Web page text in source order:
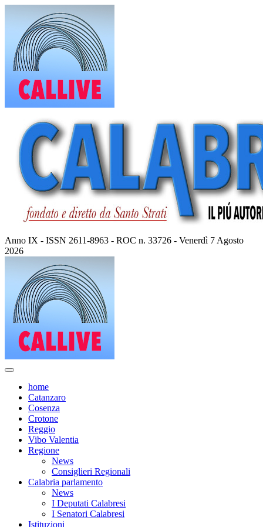
contenuto
Anno IX - ISSN 2611-8963 - ROC n. 33726 - Venerdì 7 Agosto
2026
home
Catanzaro
Cosenza
Crotone
Reggio
Vibo Valentia
Regione
News
Consiglieri Regionali
Calabria parlamento
News
I Deputati Calabresi
I Senatori Calabresi
Istituzioni